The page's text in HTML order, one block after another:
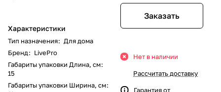
Характеристики
Тип назначения: Для дома
Бренд: LivePro
Габариты упаковки Длина, см:
15
Габариты упаковки Ширина, см:
Заказать
Нет в наличии
Рассчитать доставку
Гарантия от